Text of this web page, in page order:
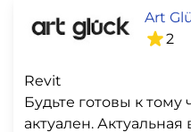
Art
2
Revit
Будьте готовы к тому
актуален. Актуальная